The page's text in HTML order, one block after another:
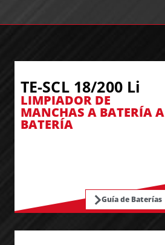
TE-SCL 18/200 Li
LIMPIADOR DE
MANCHAS A BATERÍA A
BATERÍA
Guía de Baterías